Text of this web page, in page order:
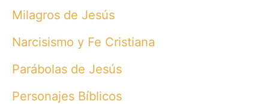
Milagros de Jesús
Narcisismo y Fe Cristiana
Parábolas de Jesús
Personajes Bíblicos